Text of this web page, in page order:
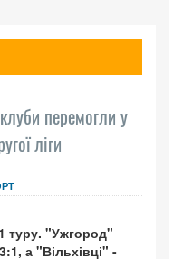
перемогли у
ліги
туру. "Ужгород"
а "Вільхівці" -